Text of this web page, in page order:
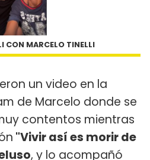
CON MARCELO TINELLI
un video en la
de Marcelo donde se
contentos mientras
"Vivir así es morir de
, y lo acompañó